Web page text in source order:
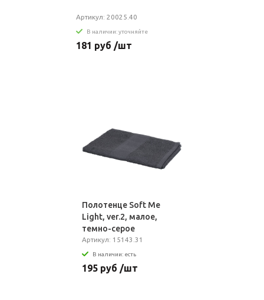
Артикул: 20025.40
В наличии: уточняйте
181 руб /шт
Полотенце Soft Me
Light, ver.2, малое,
темно-серое
Артикул: 15143.31
В наличии: есть
195 руб /шт